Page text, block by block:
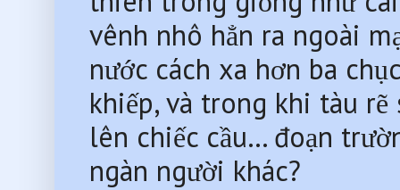
vênh nhô hẳn ra ngoài
nước cách xa hơn ba
khiếp, và trong khi tàu
lên chiếc cầu… đoạn
ngàn người khác?